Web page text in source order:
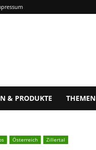
& PRODUKTE THEMEN
Österreich Zillertal